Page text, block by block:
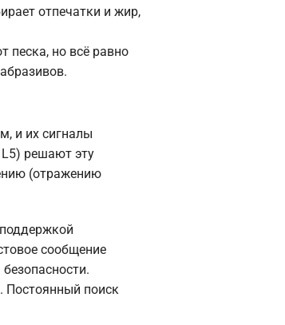
отпечатки и жир,
песка, но всё равно
и их сигналы
решают эту
(отражению
сообщение
Постоянный поиск